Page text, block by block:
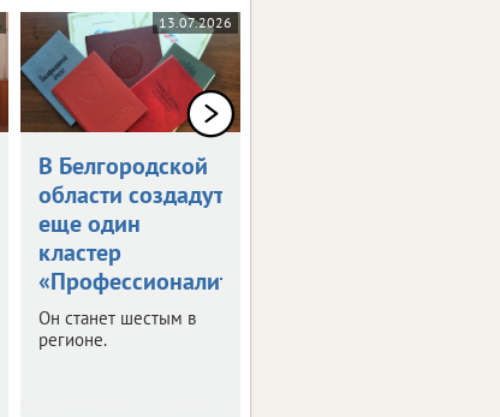
13.07.2026
В Белгородской
области создадут
еще один
кластер
«Профессионалитета»
Он станет шестым в
регионе.